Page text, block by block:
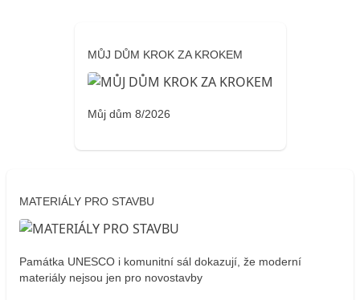
MŮJ DŮM KROK ZA KROKEM
Můj dům 8/2026
MATERIÁLY PRO STAVBU
Památka UNESCO i komunitní sál dokazují, že moderní
materiály nejsou jen pro novostavby